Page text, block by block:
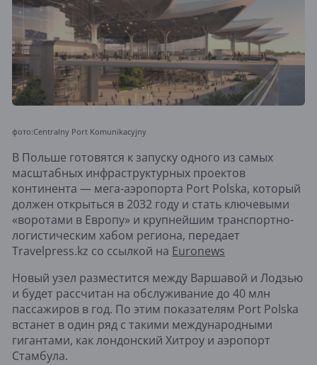
фото:Centralny Port Komunikacyjny
В Польше готовятся к запуску одного из самых
масштабных инфраструктурных проектов
континента — мега-аэропорта Port Polska, который
должен открыться в 2032 году и стать ключевыми
«воротами в Европу» и крупнейшим транспортно-
логистическим хабом региона, передает
Travelpress.kz со ссылкой на Euronews
Новый узел разместится между Варшавой и Лодзью
и будет рассчитан на обслуживание до 40 млн
пассажиров в год. По этим показателям Port Polska
встанет в один ряд с такими международными
гигантами, как лондонский Хитроу и аэропорт
Стамбула.